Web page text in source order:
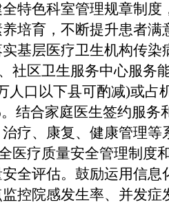
特色科室管理规章制
培育，不断提升患者
基层医疗卫生机构传染
社区卫生服务中心服务
口以下县可酌减)或占
结合家庭医生签约服务
疗、康复、健康管理等
医疗质量安全管理制度
全评估。鼓励运用信
控院感发生率、并发